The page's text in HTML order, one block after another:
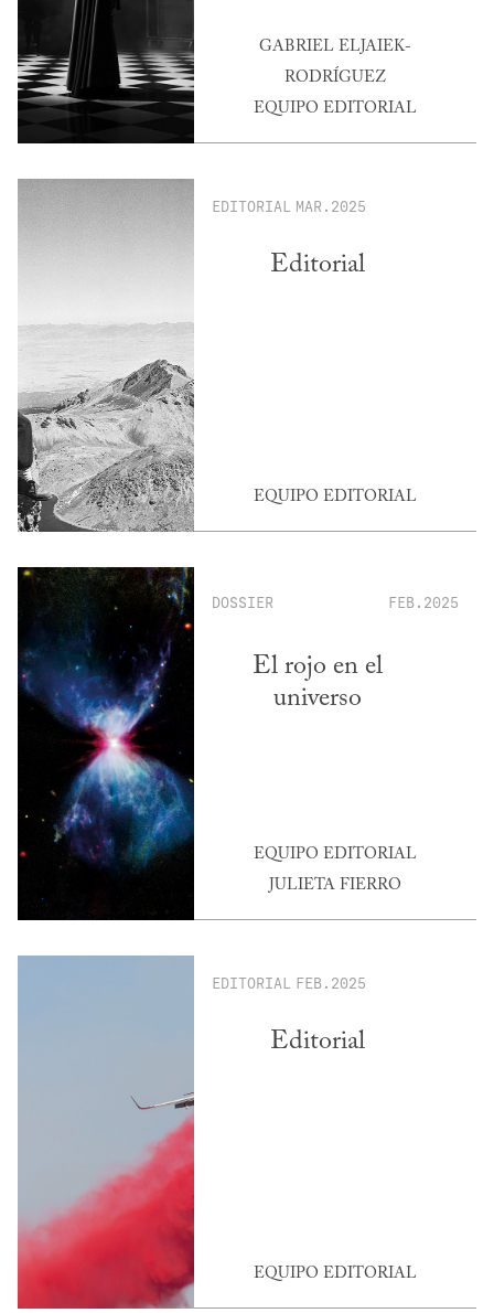
GABRIEL ELJAIEK-
RODRÍGUEZ
EQUIPO EDITORIAL
EDITORIAL MAR.2025
Editorial
EQUIPO EDITORIAL
DOSSIER FEB.2025
El rojo en el
universo
EQUIPO EDITORIAL
JULIETA FIERRO
EDITORIAL FEB.2025
Editorial
EQUIPO EDITORIAL